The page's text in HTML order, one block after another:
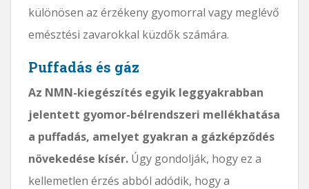
különösen az érzékeny gyomorral vagy meglévő
emésztési zavarokkal küzdők számára.
Puffadás és gáz
Az NMN-kiegészítés egyik leggyakrabban
jelentett gyomor-bélrendszeri mellékhatása
a puffadás, amelyet gyakran a gázképződés
növekedése kísér. Úgy gondolják, hogy ez a
kellemetlen érzés abból adódik, hogy a